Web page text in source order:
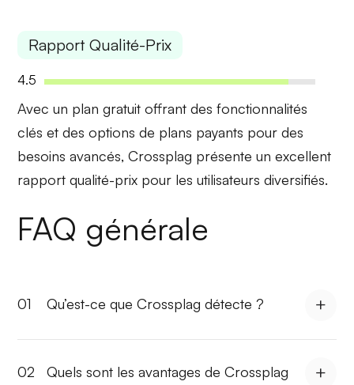
Rapport Qualité-Prix
4.5
Avec un plan gratuit offrant des fonctionnalités
clés et des options de plans payants pour des
besoins avancés, Crossplag présente unexcellent
rapport qualité-prix pour les utilisateurs diversifiés.
FAQ générale
01 Qu’est-ce que Crossplag détecte ?
02
Quels sont les avantages de Crossplag